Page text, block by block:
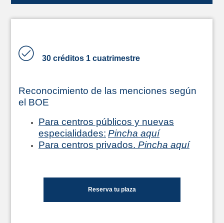
30 créditos 1 cuatrimestre
Reconocimiento de las menciones según
el BOE
Para centros públicos y nuevas
especialidades: Pincha aquí
Para centros privados. Pincha aquí
Reserva tu plaza